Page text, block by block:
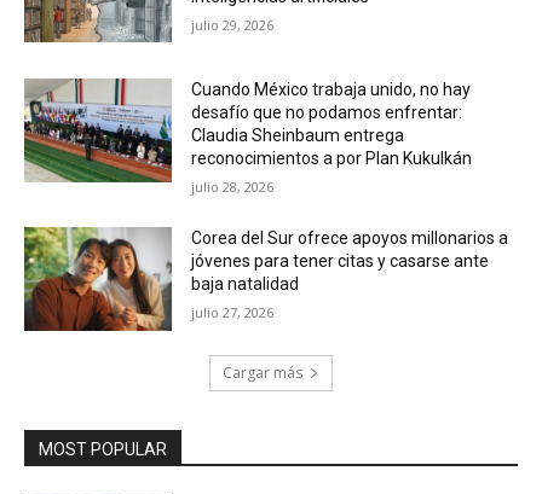
julio 29, 2026
Cuando México trabaja unido, no hay
desafío que no podamos enfrentar:
Claudia Sheinbaum entrega
reconocimientos a por Plan Kukulkán
julio 28, 2026
Corea del Sur ofrece apoyos millonarios a
jóvenes para tener citas y casarse ante
baja natalidad
julio 27, 2026
Cargar más
MOST POPULAR